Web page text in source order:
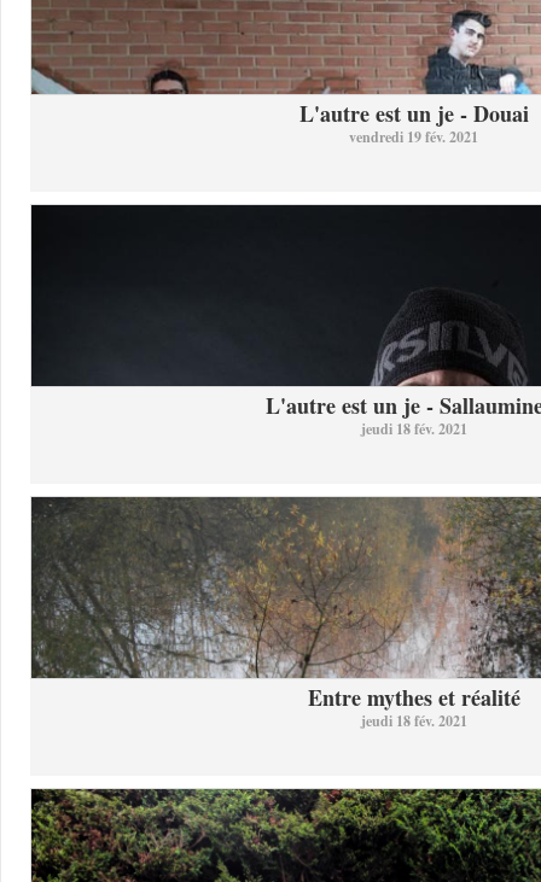
L'autre est un je - Douai
vendredi 19 fév. 2021
L'autre est un je -
jeudi 18 fév. 2021
Entre mythes et réalité
jeudi 18 fév. 2021